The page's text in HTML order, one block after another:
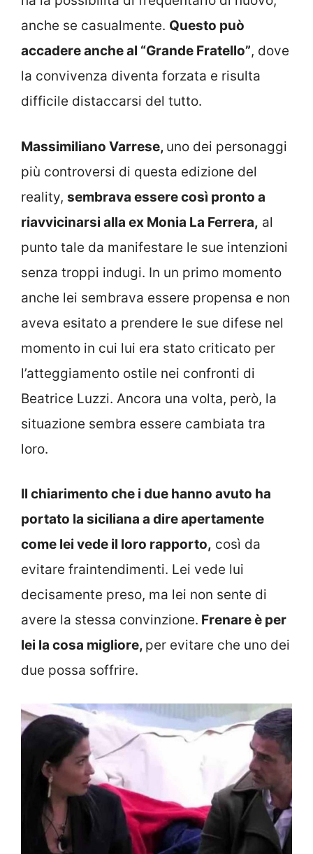
anche se casualmente. Questo può
accadere anche al “Grande Fratello”, dove
la convivenza diventa forzata e risulta
difficile distaccarsi del tutto.
Massimiliano Varrese, uno dei personaggi
più controversi di questa edizione del
reality, sembrava essere così pronto a
riavvicinarsi alla ex Monia La Ferrera, al
punto tale da manifestare le sue intenzioni
senza troppi indugi. In un primo momento
anche lei sembrava essere propensa e non
aveva esitato a prendere le sue difese nel
momento in cui lui era stato criticato per
l’atteggiamento ostile nei confronti di
Beatrice Luzzi. Ancora una volta, però, la
situazione sembra essere cambiata tra
loro.
Il chiarimento che i due hanno avuto ha
portato la siciliana a dire apertamente
come lei vede il loro rapporto, così da
evitare fraintendimenti. Lei vede lui
decisamente preso, ma lei non sente di
avere la stessa convinzione. Frenare è per
lei la cosa migliore, per evitare che uno dei
due possa soffrire.